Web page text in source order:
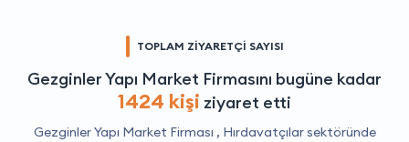
TOPLAM ZİYARETÇİ SAYISI
Gezginler Yapı Market Firmasını bugüne kadar
1424 kişi ziyaret etti
Gezginler Yapı Market Firması , Hırdavatçılarsektöründe